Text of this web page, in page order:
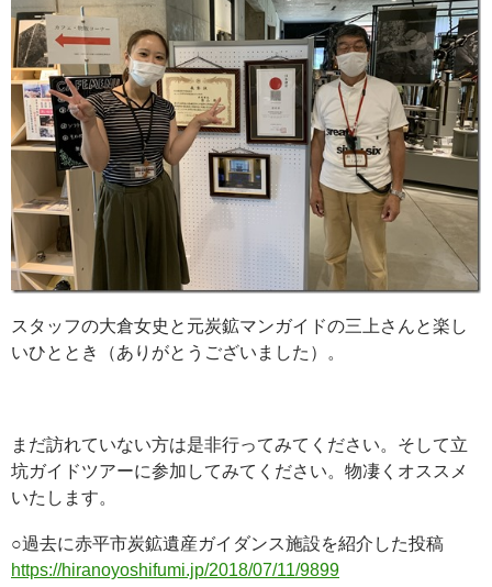
スタッフの大倉女史と元炭鉱マンガイドの三上さんと楽し
いひととき（ありがとうございました）。
まだ訪れていない方は是非行ってみてください。そして立
坑ガイドツアーに参加してみてください。物凄くオススメ
いたします。
○過去に赤平市炭鉱遺産ガイダンス施設を紹介した投稿
https://hiranoyoshifumi.jp/2018/07/11/9899